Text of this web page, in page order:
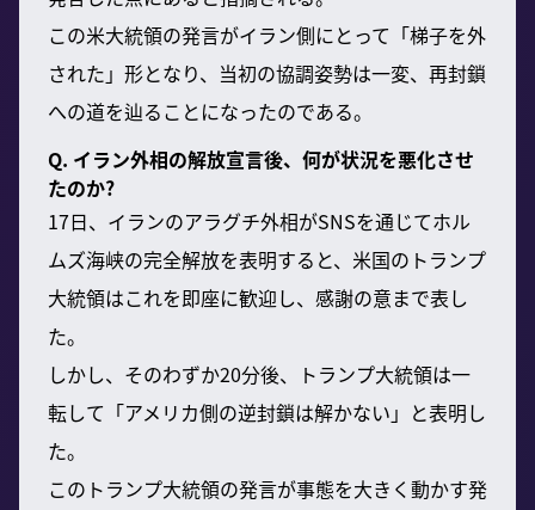
この米大統領の発言がイラン側にとって「梯子を外
された」形となり、当初の協調姿勢は一変、再封鎖
への道を辿ることになったのである。
Q. イラン外相の解放宣言後、何が状況を悪化させ
たのか?
17日、イランのアラグチ外相がSNSを通じてホル
ムズ海峡の完全解放を表明すると、米国のトランプ
大統領はこれを即座に歓迎し、感謝の意まで表し
た。
しかし、そのわずか20分後、トランプ大統領は一
転して「アメリカ側の逆封鎖は解かない」と表明し
た。
このトランプ大統領の発言が事態を大きく動かす発